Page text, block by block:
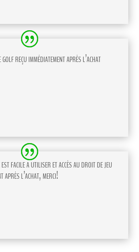
reçu immédiatement après l’achat
facile a utiliser et accès au droit de jeu
après l’achat, merci!